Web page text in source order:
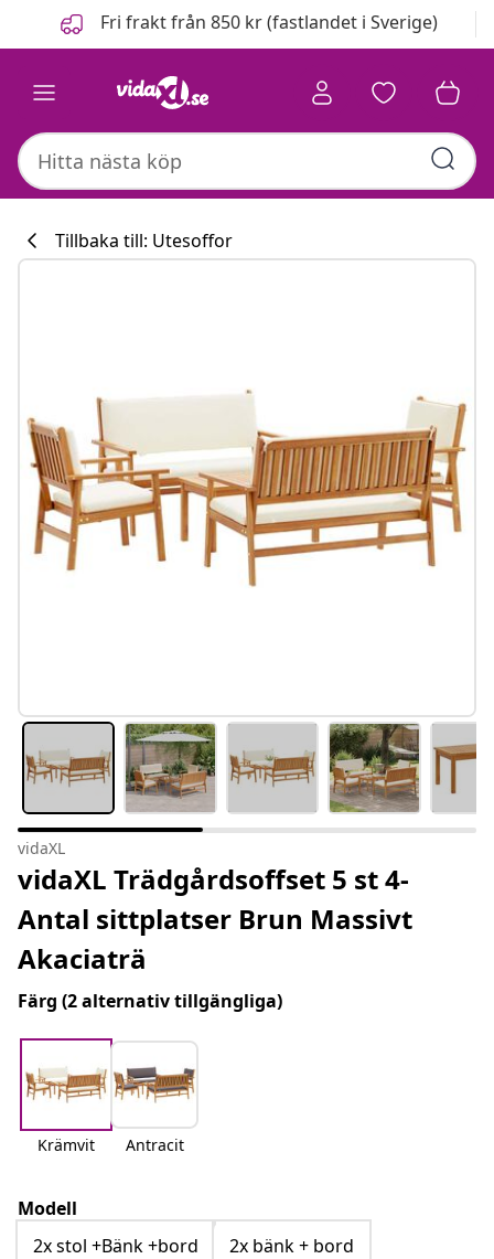
FöregåendeFri frakt från 850 kr (fastlandet i Sverige)
Tillbaka till: Utesoffor
vidaXL
vidaXL Trädgårdsoffset 5 st 4-
Antal sittplatser Brun Massivt
Akaciaträ
Färg (2 alternativ tillgängliga)
Krämvit Antracit
Modell
2x stol +Bänk +bord
2x bänk + bord